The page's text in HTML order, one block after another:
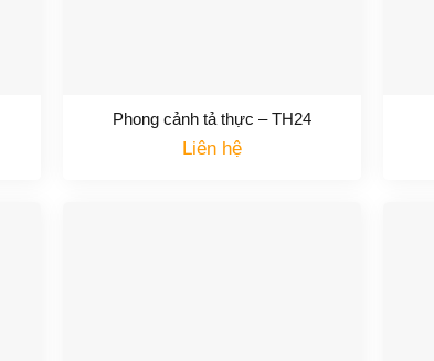
Phong cảnh tả thực – TH24
Liên hệ